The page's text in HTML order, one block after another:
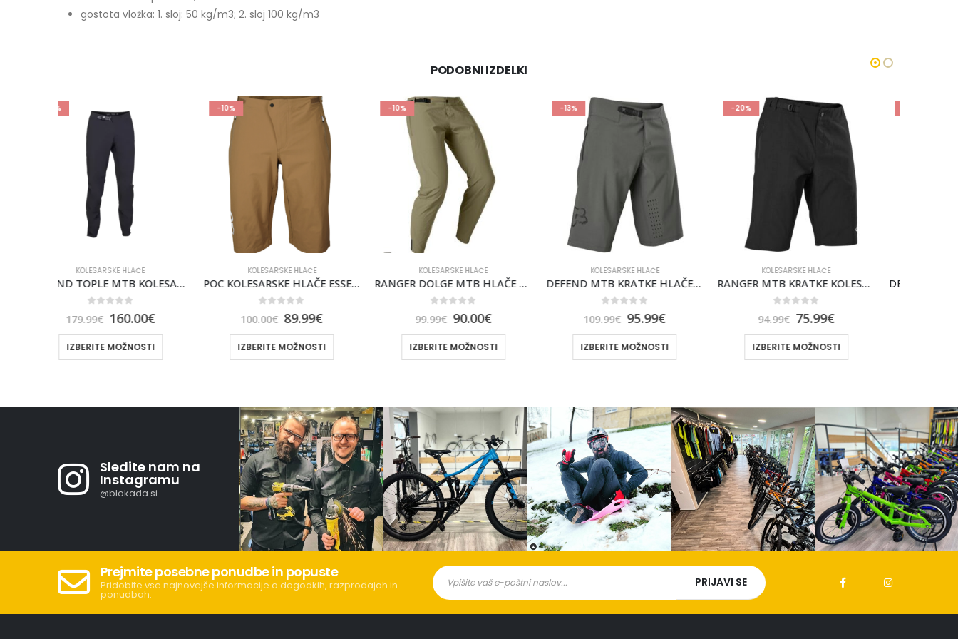
gostota vložka: 1. sloj: 50 kg/m3; 2. sloj 100 kg/m3
PODOBNI IZDELKI
KOLESARSKE HLAČE
POC KOLESARSKE HLAČE ESSENTIAL ENDURO SHORTS BROWN
100.00€ 89.99
IZBERITE MOŽNOSTI
KOLESARSKE HLAČE
RANGER DOLGE MTB HLAČE ŠIROKE FOX [PTR]
99.99€ 90.00
IZBERITE MOŽNOSTI
-13%
KOLESARSKE HLAČE
DEFEND MTB KRATKE HLAČE ŠIROKE FOX [DRK SHDW]
109.99€ 95.99
IZBERITE MOŽNOSTI
-20%
KOLESARSKE HLAČE
RANGER MTB KRATKE KOLESARSKE HLAČE FOX S PODLOGO [BLK]
94.99€ 75.99
IZBERITE MOŽNOSTI
-15%
KOLESARSKE HLAČE
DEFEND TOPLE MTB DOLGE HLAČE Z NARAMNICAMI FOX [BLK]
180.00€ 153.00
IZBERITE MOŽNOSTI
Sledite nam na
Instagramu
@blokada.si
Prejmite posebne ponudbe in popuste
Pridobite vse najnovejše informacije o dogodkih, razprodajah in
ponudbah.